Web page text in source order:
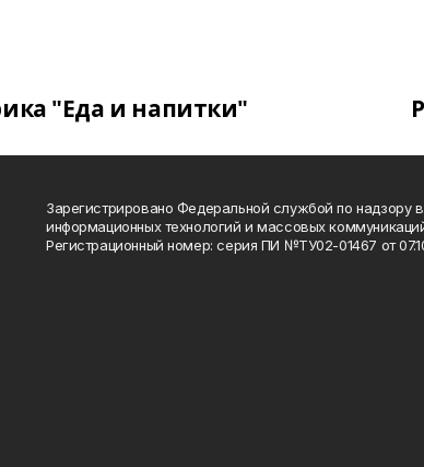
"Еда и напитки"
Зарегистрировано Федеральной службой по надзору
информационных технологий и массовых
Регистрационный номер: серия ПИ №ТУ02-01467 от